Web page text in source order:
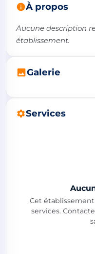
À propos
Aucune description
établissement.
Galerie
Services
Cet
services.